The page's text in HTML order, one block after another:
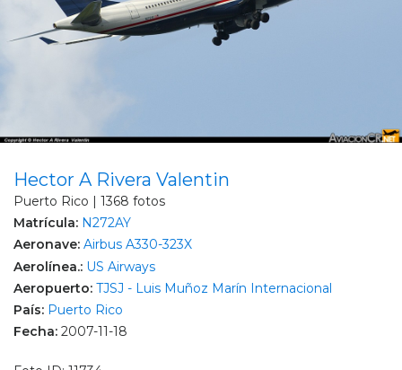
Hector A Rivera Valentin
Puerto Rico | 1368 fotos
Matrícula: N272AY
Aeronave: Airbus A330-323X
Aerolínea.: US Airways
Aeropuerto: TJSJ - Luis Muñoz Marín Internacional
País: Puerto Rico
Fecha: 2007-11-18